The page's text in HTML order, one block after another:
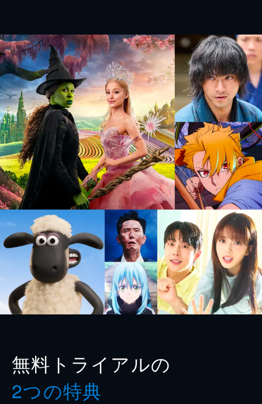
無料トライアルの
2つの特典